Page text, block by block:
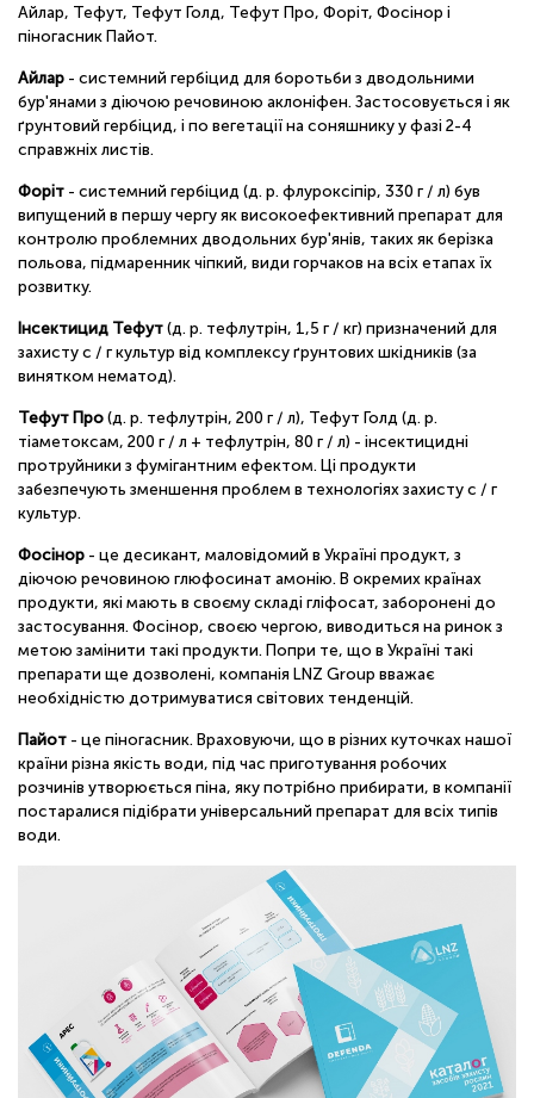
Айлар, Тефут, Тефут Голд, Тефут Про, Форіт, Фосінор і
піногасник Пайот.
Айлар - системний гербіцид для боротьби з дводольними
бур'янами з діючою речовиною аклоніфен. Застосовується і як
ґрунтовий гербіцид, і по вегетації на соняшнику у фазі 2-4
справжніх листів.
Форіт - системний гербіцид (д. р. флуроксіпір, 330 г / л) був
випущений в першу чергу як високоефективний препарат для
контролю проблемних дводольних бур'янів, таких як берізка
польова, підмаренник чіпкий, види горчаков на всіх етапах їх
розвитку.
Інсектицид Тефут(д. р. тефлутрін, 1,5 г / кг) призначений для
захисту с / г культур від комплексу ґрунтових шкідників (за
винятком нематод).
Тефут Про(д. р. тефлутрін, 200 г / л), Тефут Голд (д. р.
тіаметоксам, 200 г / л + тефлутрін, 80 г / л) - інсектицидні
протруйники з фумігантним ефектом. Ці продукти
забезпечують зменшення проблем в технологіях захисту с / г
культур.
Фосінор - це десикант, маловідомий в Україні продукт, з
діючою речовиною глюфосинат амонію. В окремих країнах
продукти, які мають в своєму складі гліфосат, заборонені до
застосування. Фосінор, своєю чергою, виводиться на ринок з
метою замінити такі продукти. Попри те, що в Україні такі
препарати ще дозволені, компанія LNZ Group вважає
необхідністю дотримуватися світових тенденцій.
Пайот - це піногасник. Враховуючи, що в різних куточках нашої
країни різна якість води, під час приготування робочих
розчинів утворюється піна, яку потрібно прибирати, в компанії
постаралися підібрати універсальний препарат для всіх типів
води.